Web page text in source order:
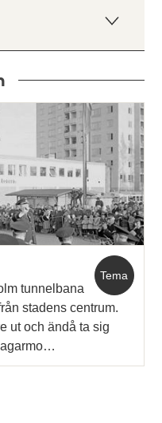
Tema
tunnelbana
stadens centrum.
ut och ändå ta sig